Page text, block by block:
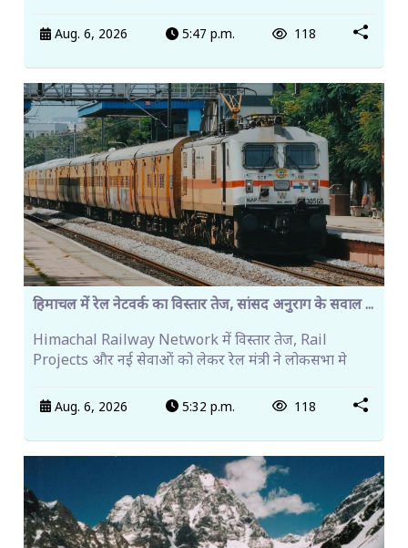
Aug. 6, 2026 5:47 p.m. 118
हिमाचल में रेल नेटवर्क का विस्तार तेज, सांसद अनुराग के सवाल ...
Himachal Railway Network में विस्तार तेज, Rail
Projects और नई सेवाओं को लेकर रेल मंत्री ने लोकसभा मे
Aug. 6, 2026 5:32 p.m. 118